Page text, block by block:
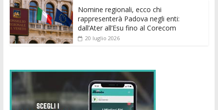
Nomine regionali, ecco chi
rappresenterà Padova negli enti:
dall’Ater all’Esu fino al Corecom
20 luglio 2026